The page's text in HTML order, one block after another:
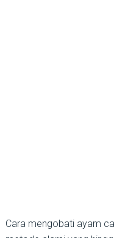
Cara mengobati ayam